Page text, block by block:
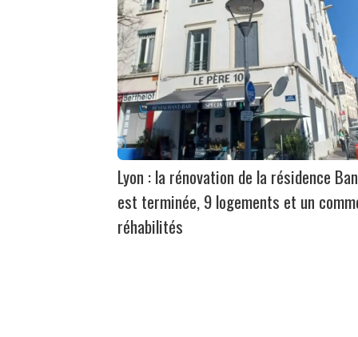
Lyon : la rénovation de la résidence
est terminée, 9 logements et un
réhabilités